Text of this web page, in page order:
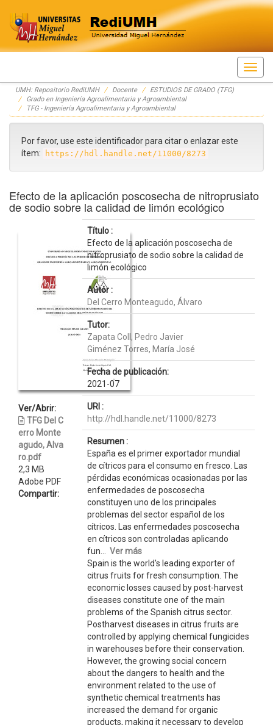
Skip
navigation
UMH: Repositorio RediUMH Docente
ESTUDIOS DE GRADO (TFG)
Grado en Ingeniería Agroalimentaria y Agroambiental
TFG - Ingeniería Agroalimentaria y Agroambiental
Por favor, use este identificador para citar o enlazar este
ítem:
https://hdl.handle.net/11000/8273
Efecto de la aplicación poscosecha de nitroprusiato
de sodio sobre la calidad de limón ecológico
Ver/Abrir:
TFG Del C
erro Monte
agudo, Alva
ro.pdf
2,3 MB
Adobe PDF
Compartir:
Título :
Efecto de la aplicación poscosecha de
nitroprusiato de sodio sobre la calidad de
limón ecológico
Autor :
Del Cerro Monteagudo, Álvaro
Tutor:
Zapata Coll, Pedro Javier
Giménez Torres, María José
Fecha de publicación:
2021-07
URI :
http://hdl.handle.net/11000/8273
Resumen :
España es el primer exportador mundial
de cítricos para el consumo en fresco. Las
pérdidas económicas ocasionadas por las
enfermedades de poscosecha
constituyen uno de los principales
problemas del sector español de los
cítricos. Las enfermedades poscosecha
en cítricos son controladas aplicando
fun... Ver más
Spain is the world's leading exporter of
citrus fruits for fresh consumption. The
economic losses caused by post-harvest
diseases constitute one of the main
problems of the Spanish citrus sector.
Postharvest diseases in citrus fruits are
controlled by applying chemical fungicides
in warehouses before their conservation.
However, the growing social concern
about the dangers to health and the
environment related to the use of
synthetic chemical treatments has
increased the demand for organic
products, making it necessary to develop